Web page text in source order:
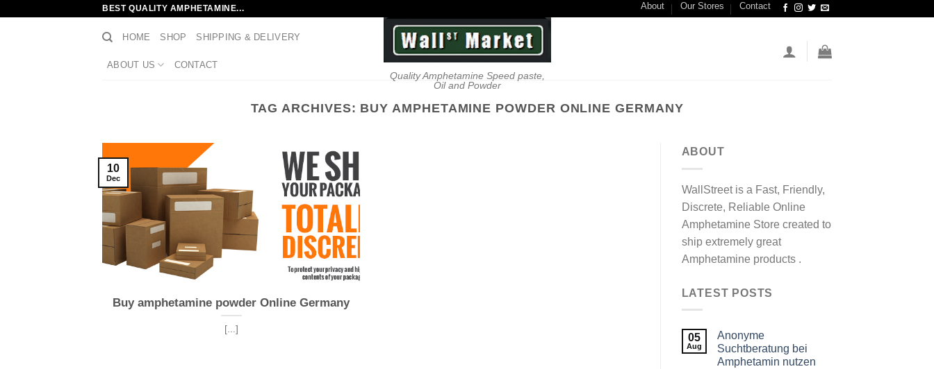
BEST QUALITY AMPHETAMINE... About Our Stores Contact
Quality Amphetamine Speed paste,
Oil and Powder
HOME SHOP SHIPPING & DELIVERY
ABOUT US CONTACT
TAG ARCHIVES: BUY AMPHETAMINE POWDER ONLINE GERMANY
Buy amphetamine powder Online Germany
[...]
10
Dec
ABOUT
WallStreet is a Fast, Friendly,
Discrete, Reliable Online
Amphetamine Store created to
ship extremely great
Amphetamine products .
LATEST POSTS
05
Aug
Anonyme
Suchtberatung bei
Amphetamin nutzen